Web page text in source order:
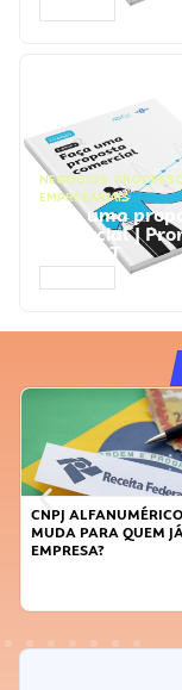
NEGÓCIOS,
EMPRESARIAIS
Faça uma
comercial |
ChatGPT
CNPJ
MUDA PARA QUEM
EMPRESA?